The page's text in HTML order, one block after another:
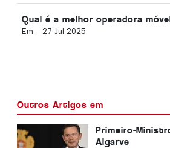
Qual é a melhor operadora
Em - 27 Jul 2025
Outros Artigos em
Primeiro-
Algarve